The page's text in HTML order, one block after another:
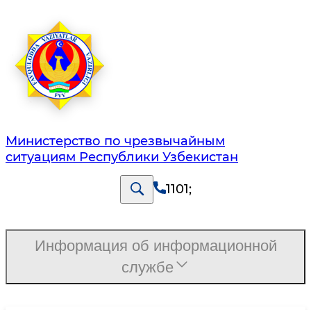
Министерство по чрезвычайным
ситуациям Республики Узбекистан
1101;
Информация об информационной
службе